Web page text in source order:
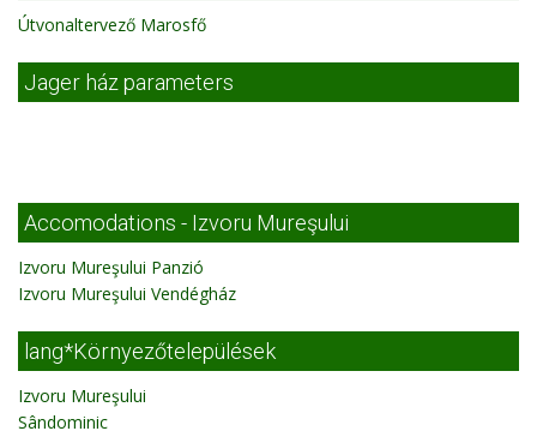
Útvonaltervező Marosfő
Jager ház parameters
Accomodations - Izvoru Mureşului
Izvoru Mureşului Panzió
Izvoru Mureşului Vendégház
lang*Környezőtelepülések
Izvoru Mureşului
Sândominic